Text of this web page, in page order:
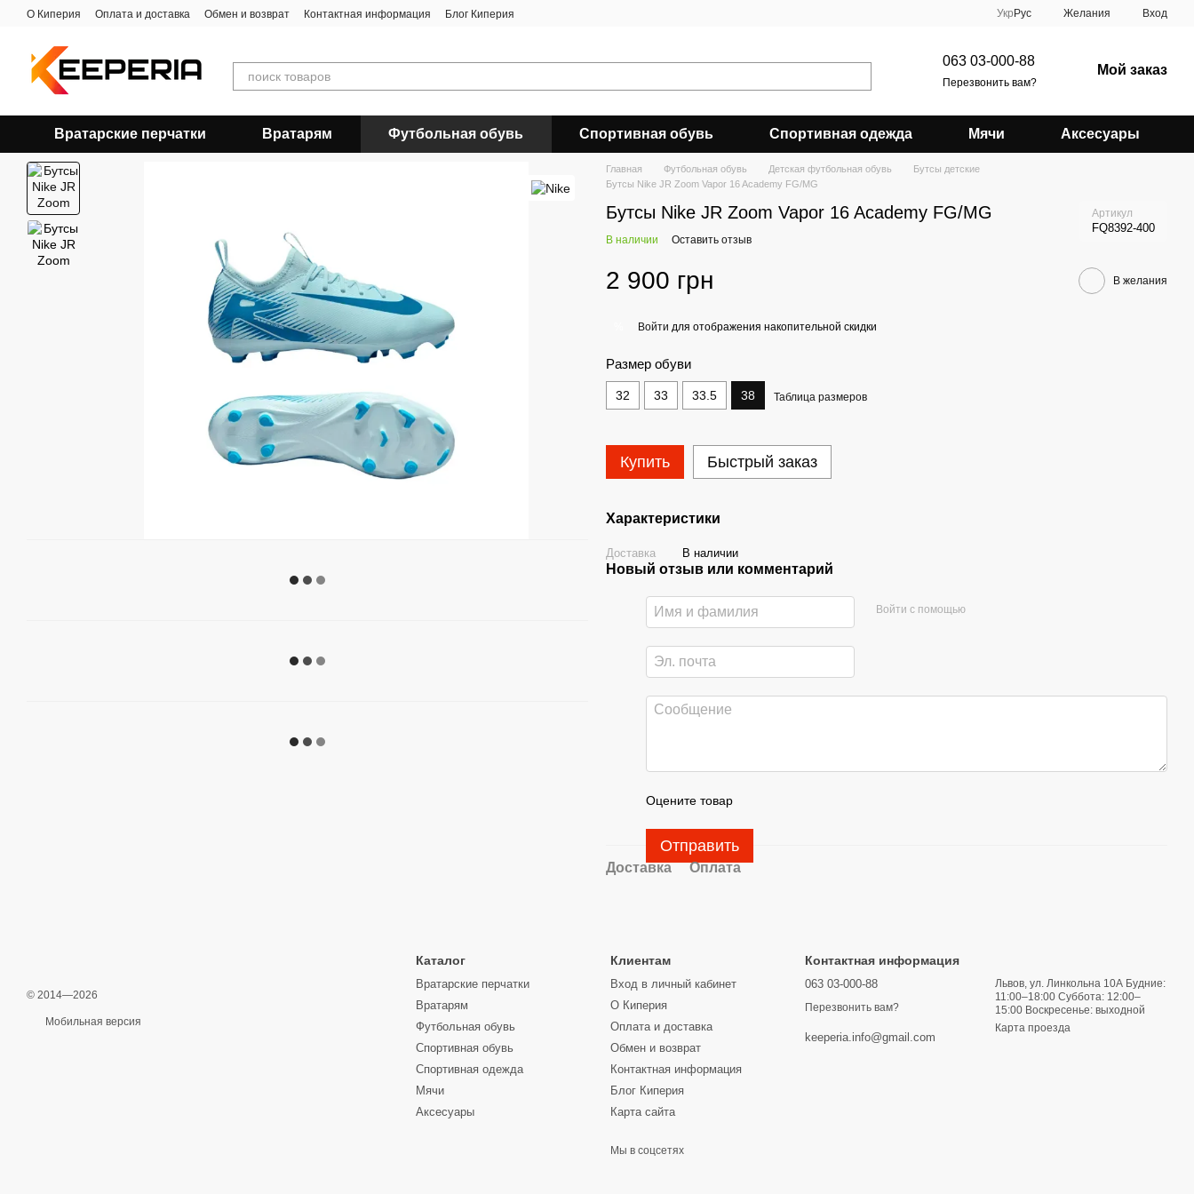
Перейти к основному контенту
О Киперия Оплата и доставка Обмен и возврат Контактная информация Блог Киперия Укр Рус Желания Вход
063 03-000-88
Перезвонить вам?
Мой заказ
Вратарские перчатки Вратарям Футбольная обувь Спортивная обувь Спортивная одежда Мячи Аксесуары
Главная Футбольная обувь Детская футбольная обувь
Бутсы детские
Бутсы Nike JR Zoom Vapor 16 Academy FG/MG
Бутсы Nike JR Zoom Vapor 16 Academy FG/MG Артикул
FQ8392-400
В наличии Оставить отзыв
2 900 грн В желания
Войти для отображения накопительной скидки
Размер обуви
32 33 33.5 38 Таблица размеров
Купить Быстрый заказ
Характеристики
Доставка В наличии
Новый отзыв или комментарий
Войти с помощью
Оцените товар
Отправить
Доставка Оплата
© 2014—2026
Мобильная версия
Каталог
Вратарские перчатки
Вратарям
Футбольная обувь
Спортивная обувь
Спортивная одежда
Мячи
Аксесуары
Клиентам
Вход в личный кабинет
О Киперия
Оплата и доставка
Обмен и возврат
Контактная информация
Блог Киперия
Карта сайта
Мы в соцсетях
Контактная информация
063 03-000-88
Перезвонить вам?
keeperia.info@gmail.com
Львов, ул. Линкольна 10А Будние:
11:00–18:00 Суббота: 12:00–
15:00 Воскресенье: выходной
Карта проезда